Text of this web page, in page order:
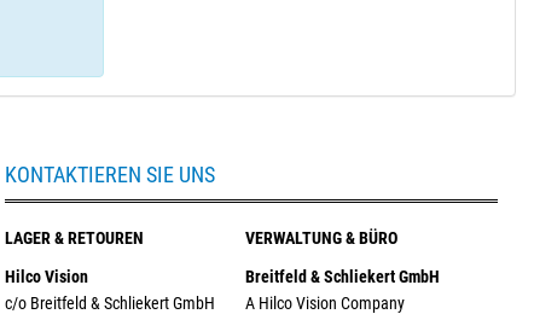
KONTAKTIEREN SIE UNS
LAGER & RETOUREN
Hilco Vision
c/o Breitfeld & Schliekert GmbH
VERWALTUNG & BÜRO
Breitfeld & Schliekert GmbH
A Hilco Vision Company